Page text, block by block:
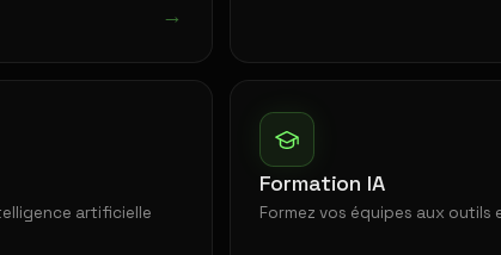
→
artificielle
Formation IA
Formez vos équipes aux outils